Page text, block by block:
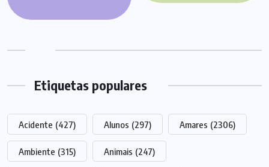
Etiquetas populares
Acidente (427) Alunos (297) Amares (2306)
Ambiente (315) Animais (247)